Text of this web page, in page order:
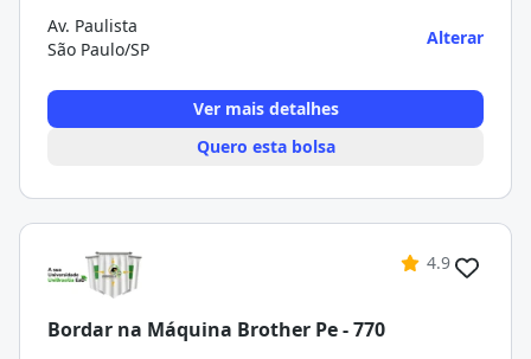
Av. Paulista
São Paulo/SP
Alterar
Ver mais detalhes
Quero esta bolsa
4.9
Bordar na Máquina Brother Pe - 770